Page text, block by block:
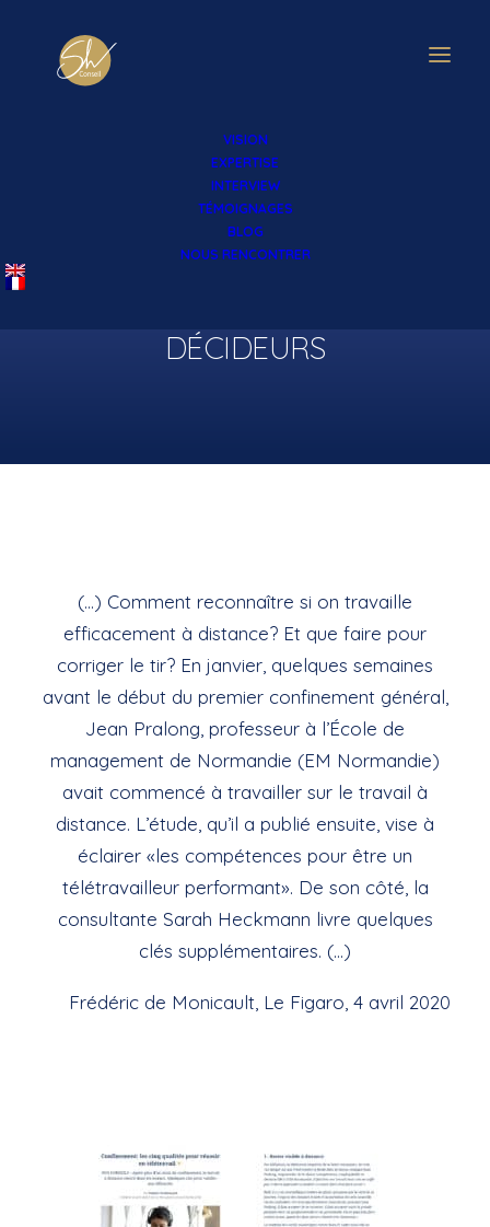
VISION
EXPERTISE
INTERVIEW
TÉMOIGNAGES
BLOG
NOUS RENCONTRER
4 AVRIL 2020 | PRESSE
"RECONFINEMENT: LES CINQ
DÉCIDEURS
(…) Comment reconnaître si on travaille
efficacement à distance? Et que faire pour
corriger le tir? En janvier, quelques semaines
avant le début du premier confinement général,
Jean Pralong, professeur à l’École de
management de Normandie (EM Normandie)
avait commencé à travailler sur le travail à
distance. L’étude, qu’il a publié ensuite, vise à
éclairer «les compétences pour être un
télétravailleur performant». De son côté, la
consultante Sarah Heckmann livre quelques
clés supplémentaires. (…)
Frédéric de Monicault, Le Figaro, 4 avril 2020